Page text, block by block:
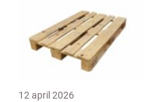
12 april 2026